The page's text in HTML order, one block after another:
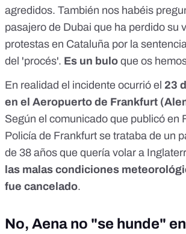
agredidos. También nos habéis
pasajero de Dubai que ha perdido su
protestas en Cataluña por la
del 'procés'. Es un bulo que os
En realidad el incidente ocurrió el 23
en el Aeropuerto de Frankfurt
Según el comunicado que publicó en
Policía de Frankfurt se trataba de un
de 38 años que quería volar a
las malas condiciones
fue cancelado.
No, Aena no "se hunde"